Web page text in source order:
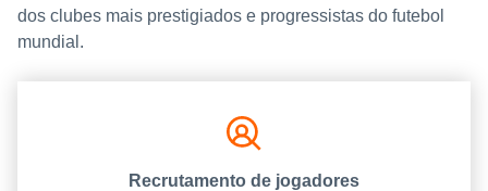
dos clubes mais prestigiados e progressistas do futebol
mundial.
Recrutamento de jogadores